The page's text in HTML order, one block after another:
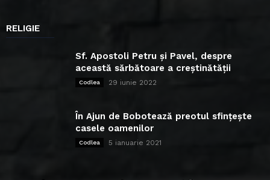
RELIGIE
Sf. Apostoli Petru și Pavel, despre
această sărbătoare a creștinătății
Codlea 29 iunie 2022
În Ajun de Bobotează preotul sfințește
casele oamenilor
Codlea 5 ianuarie 2021